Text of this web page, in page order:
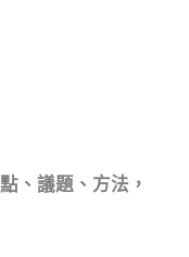
、議題、方法，